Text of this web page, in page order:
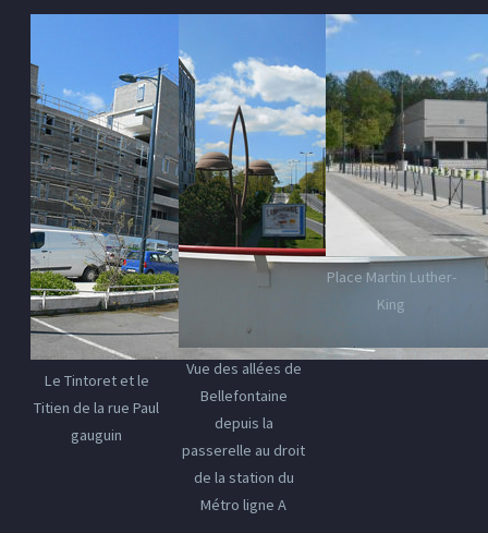
Le Tintoret et le
Titien de la rue Paul
gauguin
Vue des allées de
Bellefontaine
depuis la
passerelle au droit
de la station du
Métro ligne A
Place Martin Luther-
King